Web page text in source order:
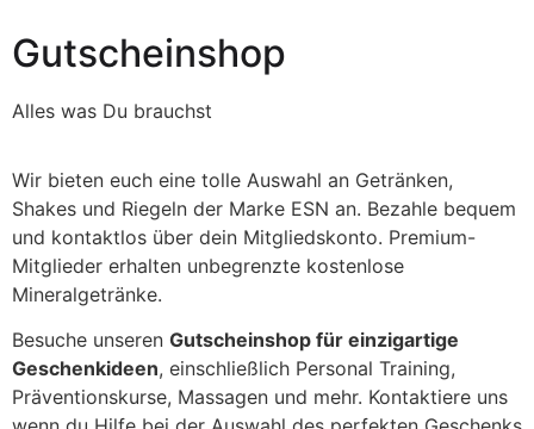
Gutscheinshop
Alles was Du brauchst
Wir bieten euch eine tolle Auswahl an Getränken,
Shakes und Riegeln der Marke ESN an. Bezahle bequem
und kontaktlos über dein Mitgliedskonto. Premium-
Mitglieder erhalten unbegrenzte kostenlose
Mineralgetränke.
Besuche unseren Gutscheinshop für einzigartige
Geschenkideen, einschließlich Personal Training,
Präventionskurse, Massagen und mehr. Kontaktiere uns